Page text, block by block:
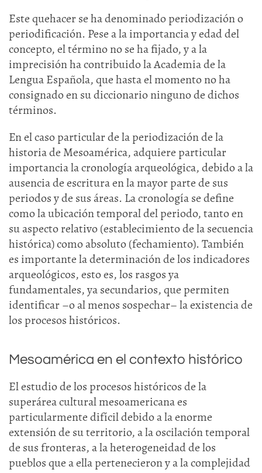
Este quehacer se ha denominado periodización o
periodificación. Pese a la importancia y edad del
concepto, el término no se ha fijado, y a la
imprecisión ha contribuido la Academia de la
Lengua Española, que hasta el momento no ha
consignado en su diccionario ninguno de dichos
términos.
En el caso particular de la periodización de la
historia de Mesoamérica, adquiere particular
importancia la cronología arqueológica, debido a la
ausencia de escritura en la mayor parte de sus
periodos y de sus áreas. La cronología se define
como la ubicación temporal del periodo, tanto en
su aspecto relativo (establecimiento de la secuencia
histórica) como absoluto (fechamiento). También
es importante la determinación de los indicadores
arqueológicos, esto es, los rasgos ya
fundamentales, ya secundarios, que permiten
identificar –o al menos sospechar– la existencia de
los procesos históricos.
Mesoamérica en el contexto histórico
El estudio de los procesos históricos de la
superárea cultural mesoamericana es
particularmente difícil debido a la enorme
extensión de su territorio, a la oscilación temporal
de sus fronteras, a la heterogeneidad de los
pueblos que a ella pertenecieron y a la complejidad